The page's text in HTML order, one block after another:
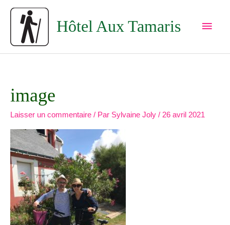
Aller
contenu
Hôtel Aux Tamaris
image
Laisser un commentaire / Par Sylvaine Joly / 26 avril 2021